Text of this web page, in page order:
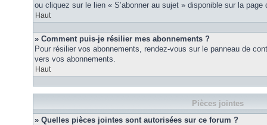
ou cliquez sur le lien « S’abonner au sujet » disponible sur la page
Haut
» Comment puis-je résilier mes abonnements ?
Pour résilier vos abonnements, rendez-vous sur le panneau de
vers vos abonnements.
Haut
Pièces jointes
» Quelles pièces jointes sont autorisées sur ce forum ?